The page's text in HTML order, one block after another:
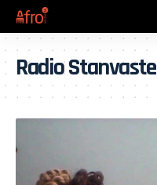
Radio Stanvaste